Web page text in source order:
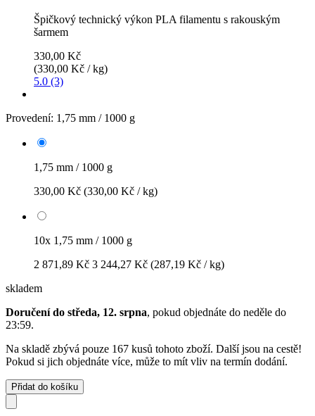
Špičkový technický výkon PLA filamentu s rakouským
šarmem
330,00 Kč
(330,00 Kč / kg)
5.0 (3)
Provedení: 1,75 mm / 1000 g
1,75 mm / 1000 g
330,00 Kč (330,00 Kč / kg)
10x 1,75 mm / 1000 g
2 871,89 Kč 3 244,27 Kč (287,19 Kč / kg)
skladem
Doručení do středa, 12. srpna, pokud objednáte do neděle do
23:59.
Na skladě zbývá pouze 167 kusů tohoto zboží. Další jsou na cestě!
Pokud si jich objednáte více, může to mít vliv na termín dodání.
Přidat do košíku